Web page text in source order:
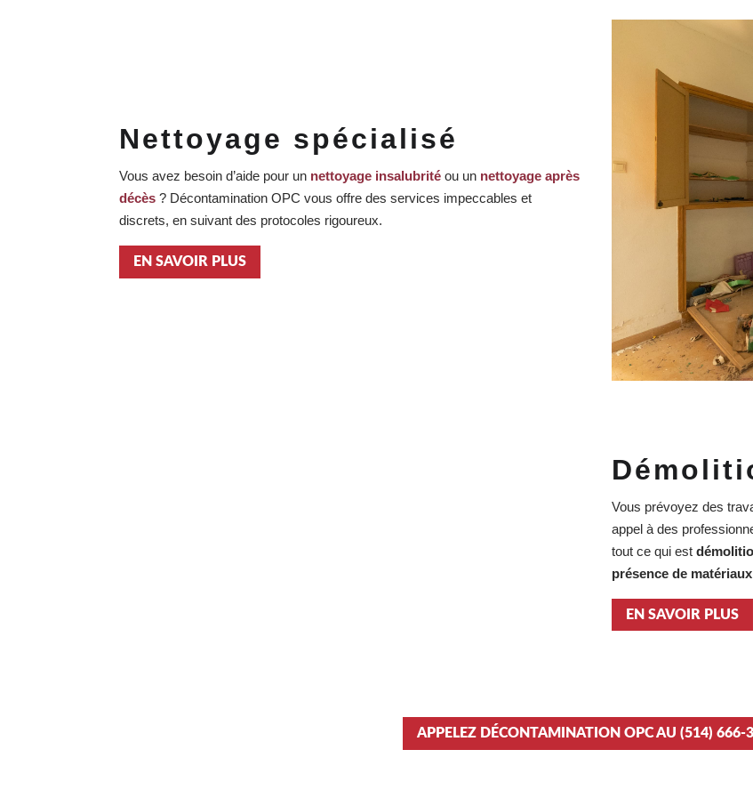
Nettoyage spécialisé
Vous avez besoin d’aide pour un nettoyage insalubrité ou un nettoyage après
décès ? Décontamination OPC vous offre des services impeccables et
discrets, en suivant des protocoles rigoureux.
EN SAVOIR PLUS
Vous prévoyez des
appel à des
tout ce qui est
présence de
EN SAVOIR PLUS
APPELEZ DÉCONTAMINATION OPC AU (514) 666-